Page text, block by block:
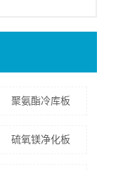
聚氨酯冷库板
硫氧镁净化板